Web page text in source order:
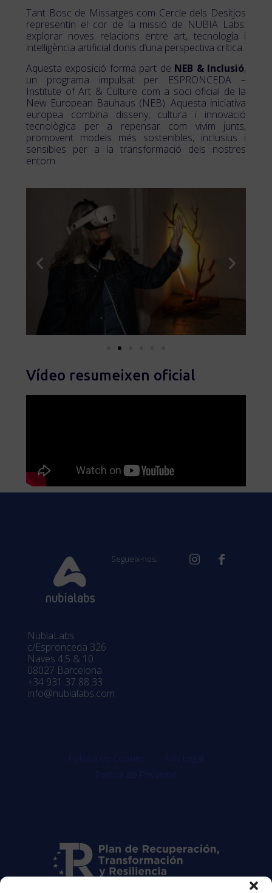
Tant Bosc de Missatges com Cercle dels Desitjos
representin el cor de la missió de NUBIA Labs:
explorar noves relacions entre art, tecnologia i
intel·ligència artificial donis d’una perspectiva crítica.
Aquesta exposició forma part de NEB & Inclusió,
un programa impulsat per ESPRONCEDA –
Institute of Art & Culture com a soci oficial de la
New European Bauhaus (NEB). Aquesta iniciativa
europea combina disseny, cultura i innovació
tecnològica per a repensar com vivim junts,
promovent models més sostenibles, inclusius i
sensibles per a la transformació dels nostres
entorn.
Vídeo resumeixen oficial
Segueix-nos:
NubiaLabs
c/Espronceda 326
Naves 4,5 & 10
08027 Barcelona
+34 931 37 88 33
info@nubialabs.com
Política de Cookies
Avís Legal
Política de Privacitat